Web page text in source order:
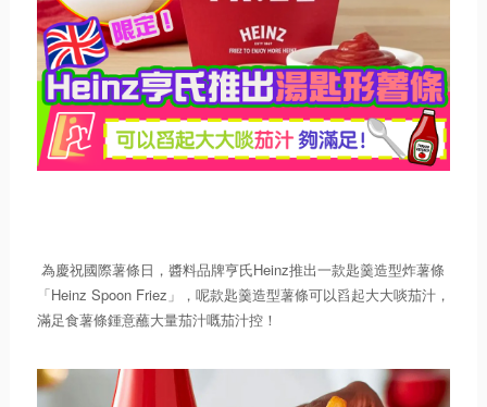
為慶祝國際薯條日，醬料品牌亨氏Heinz推出一款匙羹造型炸薯條
「Heinz Spoon Friez」，呢款匙羹造型薯條可以舀起大大啖茄汁，
滿足食薯條鍾意蘸大量茄汁嘅茄汁控！